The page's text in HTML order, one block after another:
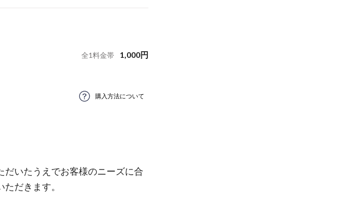
全1料金帯 1,000円
購入方法について
いたうえでお客様のニーズに合
だきます。